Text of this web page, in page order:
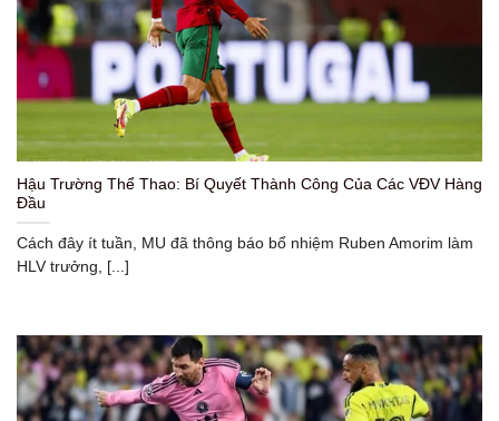
Hậu Trường Thể Thao: Bí Quyết Thành Công Của Các VĐV Hàng
Đầu
Cách đây ít tuần, MU đã thông báo bổ nhiệm Ruben Amorim làm
HLV trưởng, [...]